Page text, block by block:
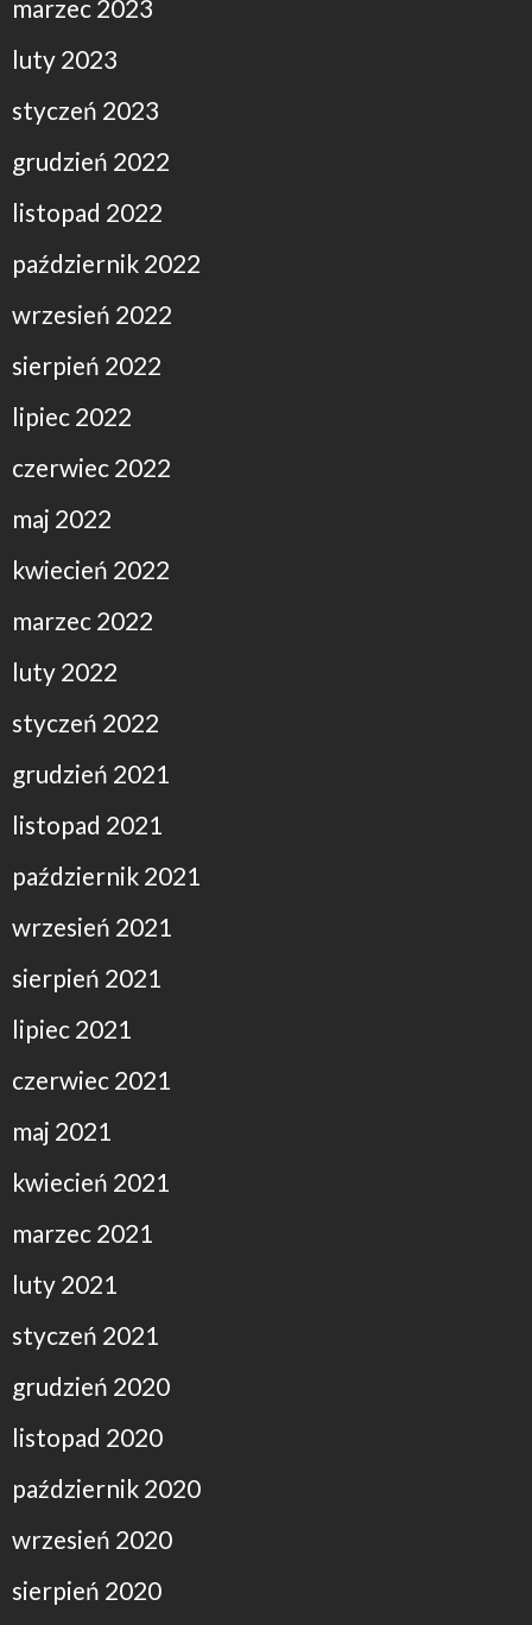
marzec 2023
luty 2023
styczeń 2023
grudzień 2022
listopad 2022
październik 2022
wrzesień 2022
sierpień 2022
lipiec 2022
czerwiec 2022
maj 2022
kwiecień 2022
marzec 2022
luty 2022
styczeń 2022
grudzień 2021
listopad 2021
październik 2021
wrzesień 2021
sierpień 2021
lipiec 2021
czerwiec 2021
maj 2021
kwiecień 2021
marzec 2021
luty 2021
styczeń 2021
grudzień 2020
listopad 2020
październik 2020
wrzesień 2020
sierpień 2020